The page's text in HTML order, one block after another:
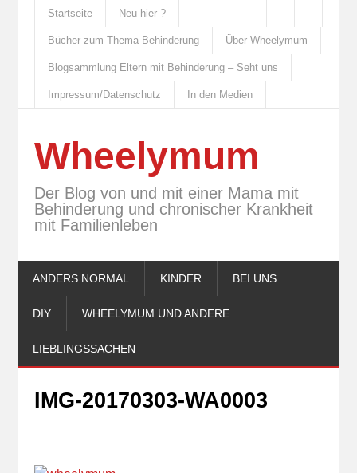
Startseite Neu hier ?
Bücher zum Thema Behinderung Über Wheelymum
Blogsammlung Eltern mit Behinderung – Seht uns
Impressum/Datenschutz In den Medien
Wheelymum
Der Blog von und mit einer Mama mit
Behinderung und chronischer Krankheit
mit Familienleben
ANDERS NORMAL KINDER BEI UNS
DIY WHEELYMUM UND ANDERE
LIEBLINGSSACHEN
IMG-20170303-WA0003